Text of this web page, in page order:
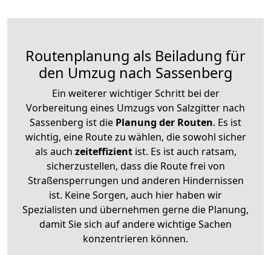
Routenplanung als Beiladung für
den Umzug nach Sassenberg
Ein weiterer wichtiger Schritt bei der
Vorbereitung eines Umzugs von Salzgitter nach
Sassenberg ist die Planung der Routen. Es ist
wichtig, eine Route zu wählen, die sowohl sicher
als auch zeiteffizientist. Es ist auch ratsam,
sicherzustellen, dass die Route frei von
Straßensperrungen und anderen Hindernissen
ist. Keine Sorgen, auch hier haben wir
Spezialisten und übernehmen gerne die Planung,
damit Sie sich auf andere wichtige Sachen
konzentrieren können.